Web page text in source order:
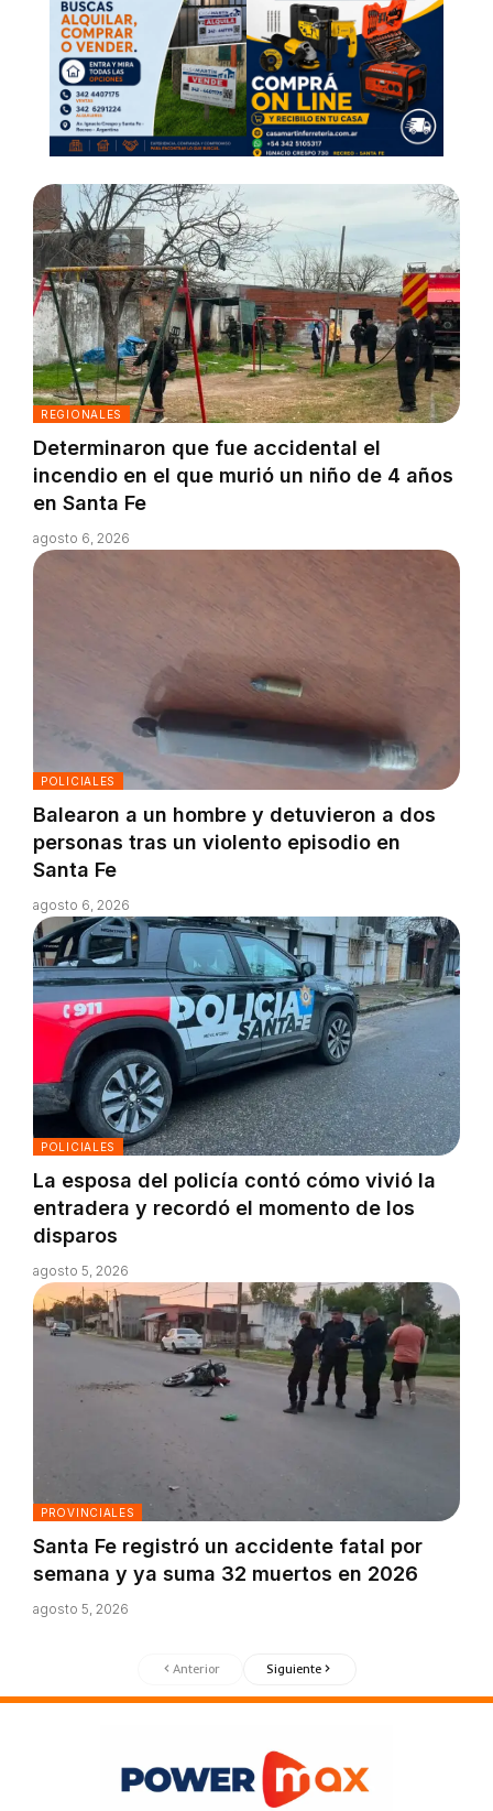
REGIONALES
Determinaron que fue accidental el
incendio en el que murió un niño de 4 años
en Santa Fe
agosto 6, 2026
POLICIALES
Balearon a un hombre y detuvieron a dos
personas tras un violento episodio en
Santa Fe
agosto 6, 2026
POLICIALES
La esposa del policía contó cómo vivió la
entradera y recordó el momento de los
disparos
agosto 5, 2026
PROVINCIALES
Santa Fe registró un accidente fatal por
semana y ya suma 32 muertos en 2026
agosto 5, 2026
Anterior Siguiente